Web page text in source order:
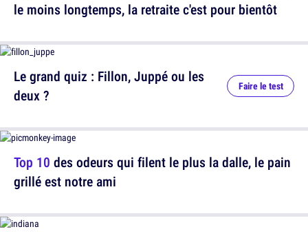
Le grand quiz : Fillon, Juppé ou les
deux ?
Faire le test
Top 10 des odeurs qui filent le plus la dalle, le pain
grillé est notre ami
le moins longtemps, la retraite c'est pour bientôt